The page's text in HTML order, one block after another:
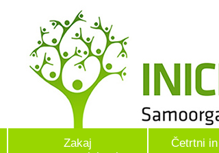
Zakaj
Četrtni